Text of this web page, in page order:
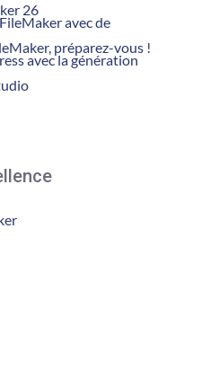
26
avec de
préparez-vous !
avec la génération